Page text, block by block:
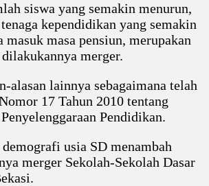
siswa yang semakin menurun,
kependidikan yang semakin
masuk masa pensiun, merupakan
merger.
alasan lainnya sebagaimana telah
17 Tahun 2010 tentang
Pendidikan.
usia SD menambah
merger Sekolah-Sekolah Dasar